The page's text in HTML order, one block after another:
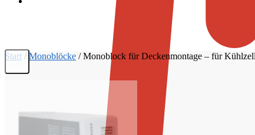
Start / Monoblöcke /Monoblock für Deckenmontage – für